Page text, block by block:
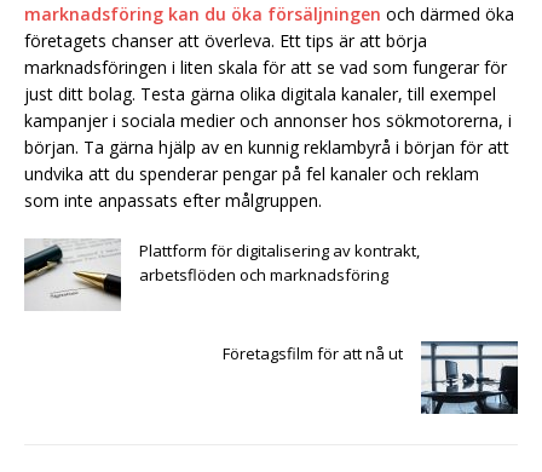
marknadsföring kan du öka försäljningen och därmed öka
företagets chanser att överleva. Ett tips är att börja
marknadsföringen i liten skala för att se vad som fungerar för
just ditt bolag. Testa gärna olika digitala kanaler, till exempel
kampanjer i sociala medier och annonser hos sökmotorerna, i
början. Ta gärna hjälp av en kunnig reklambyrå i början för att
undvika att du spenderar pengar på fel kanaler och reklam
som inte anpassats efter målgruppen.
Plattform för digitalisering av kontrakt,
arbetsflöden och marknadsföring
Företagsfilm för att nå ut